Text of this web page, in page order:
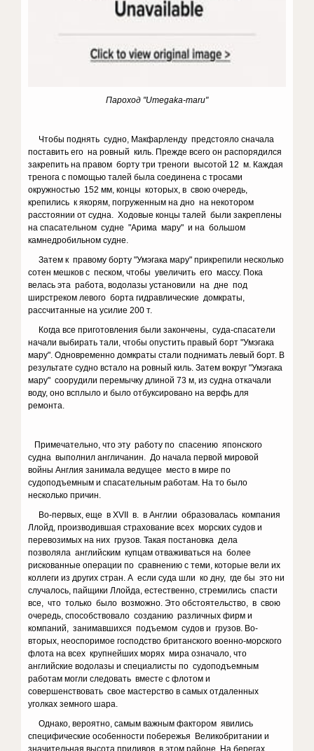
Пароход "Umegaka-maru"
Чтобы поднять судно, Макфарленду предстояло сначала
поставить его на ровный киль. Прежде всего он распорядился
закрепить на правом борту три треноги высотой 12 м. Каждая
тренога с помощью талей была соединена с тросами
окружностью 152 мм, концы которых, в свою очередь,
крепились к якорям, погруженным на дно на некотором
расстоянии от судна. Ходовые концы талей были закреплены
на спасательном судне "Арима мару" и на большом
камнедробильном судне.
Затем к правому борту "Умэгака мару" прикрепили несколько
сотен мешков с песком, чтобы увеличить его массу. Пока
велась эта работа, водолазы установили на дне под
ширстреком левого борта гидравлические домкраты,
рассчитанные на усилие 200 т.
Когда все приготовления были закончены, суда-спасатели
начали выбирать тали, чтобы опустить правый борт "Умэгака
мару". Одновременно домкраты стали поднимать левый борт. В
результате судно встало на ровный киль. Затем вокруг "Умэгака
мару" соорудили перемычку длиной 73 м, из судна откачали
воду, оно всплыло и было отбуксировано на верфь для
ремонта.
Примечательно, что эту работу по спасению японского
судна выполнил англичанин. До начала первой мировой
войны Англия занимала ведущее место в мире по
судоподъемным и спасательным работам. На то было
несколько причин.
Во-первых, еще в XVII в. в Англии образовалась компания
Ллойд, производившая страхование всех морских судов и
перевозимых на них грузов. Такая постановка дела
позволяла английским купцам отваживаться на более
рискованные операции по сравнению с теми, которые вели их
коллеги из других стран. А если суда шли ко дну, где бы это ни
случалось, пайщики Ллойда, естественно, стремились спасти
все, что только было возможно. Это обстоятельство, в свою
очередь, способствовало созданию различных фирм и
компаний, занимавшихся подъемом судов и грузов. Во-
вторых, неоспоримое господство британского военно-морского
флота на всех крупнейших морях мира означало, что
английские водолазы и специалисты по судоподъемным
работам могли следовать вместе с флотом и
совершенствовать свое мастерство в самых отдаленных
уголках земного шара.
Однако, вероятно, самым важным фактором явились
специфические особенности побережья Великобритании и
значительная высота приливов в этом районе. На берегах